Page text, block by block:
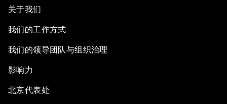
关于我们
我们的工作方式
我们的领导团队与组织治理
影响力
北京代表处